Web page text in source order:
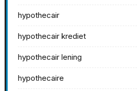
hypothecair
hypothecair krediet
hypothecair lening
hypothecaire